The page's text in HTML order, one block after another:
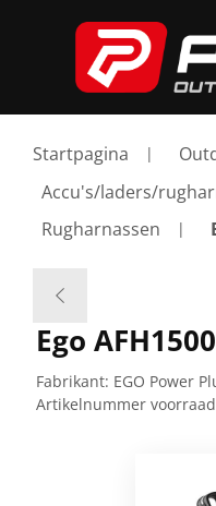
Startpagina
Accu's/laders/
Rugharnassen
Ego
Fabrikant: EGO Power
Artikelnummer